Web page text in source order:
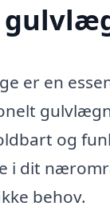
er en
og
i dit
behov.